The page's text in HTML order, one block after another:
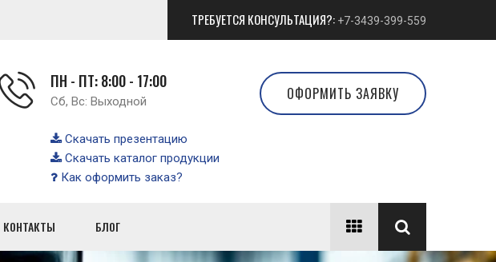
ТРЕБУЕТСЯ КОНСУЛЬТАЦИЯ?: +7-3439-399-559
ПН - ПТ: 8:00 - 17:00
Сб, Вс: Выходной
Скачать презентацию
Скачать каталог продукции
Как оформить заказ?
ОФОРМИТЬ ЗАЯВКУ
КОНТАКТЫ БЛОГ